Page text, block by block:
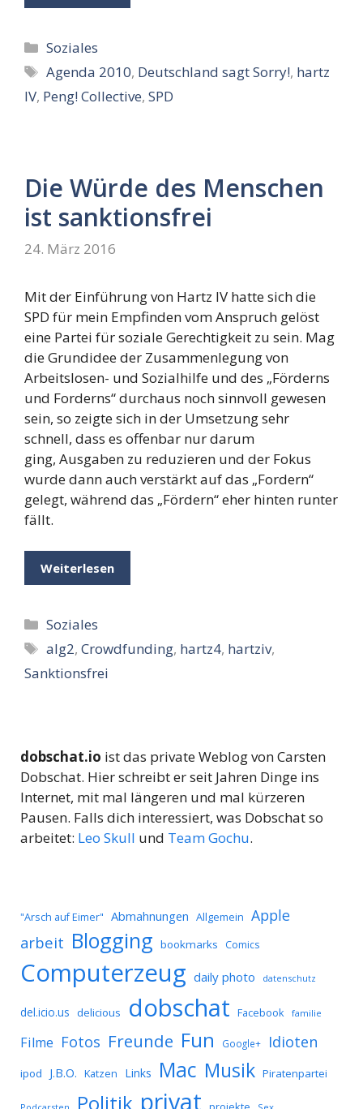
Kategorien
Soziales
Schlagwörter
Agenda 2010, Deutschland sagt Sorry!, hartz
IV, Peng! Collective, SPD
Die Würde des Menschen
ist sanktionsfrei
24. März 2016
Mit der Einführung von Hartz IV hatte sich die
SPD für mein Empfinden vom Anspruch gelöst
eine Partei für soziale Gerechtigkeit zu sein. Mag
die Grundidee der Zusammenlegung von
Arbeitslosen- und Sozialhilfe und des „Förderns
und Forderns“ durchaus noch sinnvoll gewesen
sein, so zeigte sich in der Umsetzung sehr
schnell, dass es offenbar nur darum
ging, Ausgaben zu reduzieren und der Fokus
wurde dann auch verstärkt auf das „Fordern“
gelegt, während das „Fördern“ eher hinten runter
fällt.
Weiterlesen
Kategorien
Soziales
Schlagwörter
alg2,Crowdfunding, hartz4, hartziv,
Sanktionsfrei
dobschat.io ist das private Weblog von Carsten
Dobschat. Hier schreibt er seit Jahren Dinge ins
Internet, mit mal längeren und mal kürzeren
Pausen. Falls dich interessiert, was Dobschat so
arbeitet: Leo Skull und Team Gochu.
"Arsch auf Eimer" Abmahnungen Allgemein Apple
arbeit Blogging bookmarks Comics
Computerzeug daily photo datenschutz
del.icio.us delicious dobschat Facebook familie
Filme Fotos Freunde Fun Google+ Idioten
ipod J.B.O. Katzen Links Mac Musik Piratenpartei
Politik privat